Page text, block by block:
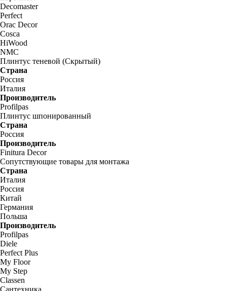
Decomaster
Perfect
Orac Decor
Cosca
HiWood
NMC
Плинтус теневой (Скрытый)
Страна
Россия
Италия
Производитель
Profilpas
Плинтус шпонированный
Страна
Россия
Производитель
Finitura Decor
Сопутствующие товары для монтажа
Страна
Италия
Россия
Китай
Германия
Польша
Производитель
Profilpas
Diele
Perfect Plus
My Floor
My Step
Classen
Сантехника